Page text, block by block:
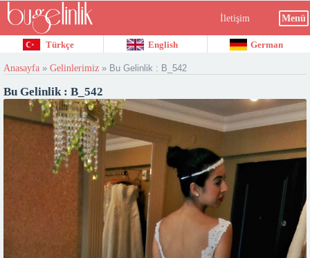
İletişim Menü
Türkçe English German
Anasayfa » Gelinlerimiz » Bu Gelinlik : B_542
Bu Gelinlik : B_542